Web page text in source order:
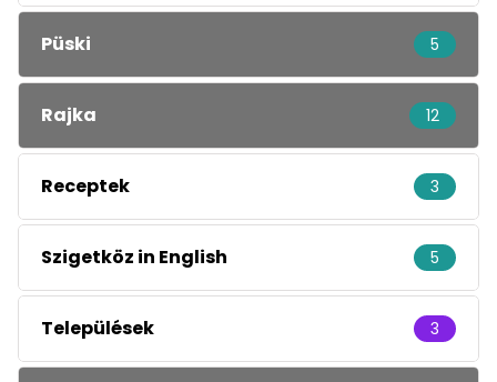
Püski 5
Rajka 12
Receptek 3
Szigetköz in English 5
Települések 3